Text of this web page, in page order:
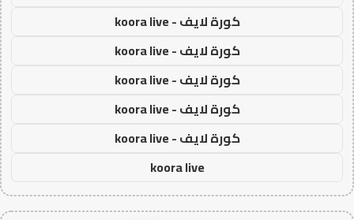
كورة لايف - koora live
كورة لايف - koora live
كورة لايف - koora live
كورة لايف - koora live
كورة لايف - koora live
koora live